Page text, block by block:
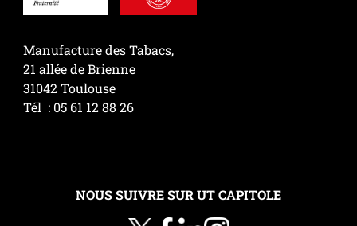
Manufacture des Tabacs,
21 allée de Brienne
31042 Toulouse
Tél : 05 61 12 88 26
NOUS SUIVRE SUR UT CAPITOLE